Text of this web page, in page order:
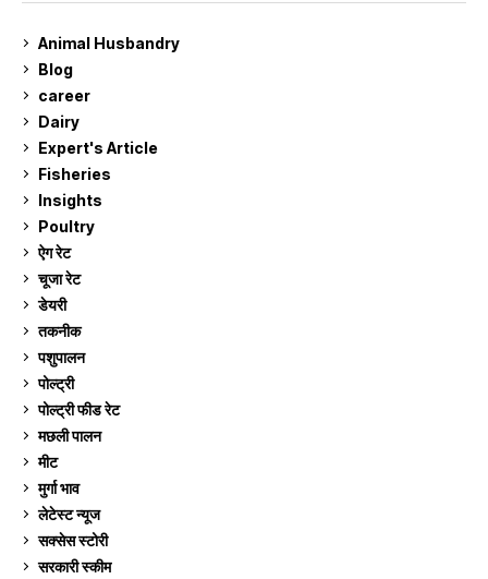
Animal Husbandry
Blog
career
Dairy
Expert's Article
Fisheries
Insights
Poultry
ऐग रेट
चूजा रेट
डेयरी
तकनीक
पशुपालन
पोल्ट्री
पोल्ट्री फीड रेट
मछली पालन
मीट
मुर्गा भाव
लेटेस्ट न्यूज
सक्सेस स्टो‍री
सरकारी स्की‍म